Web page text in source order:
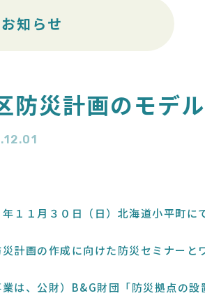
お知らせ
防災計画のモデ
１１月３０日（日）北海道小平町にて
計画の作成に向けた防災セミナーと
業は、公財）B&G財団「防災拠点の